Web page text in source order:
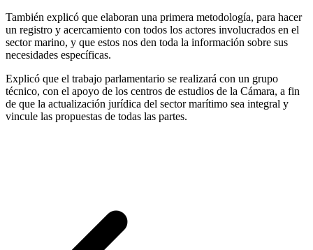
También explicó que elaboran una primera metodología, para hacer
un registro y acercamiento con todos los actores involucrados en el
sector marino, y que estos nos den toda la información sobre sus
necesidades específicas.
Explicó que el trabajo parlamentario se realizará con un grupo
técnico, con el apoyo de los centros de estudios de la Cámara, a fin
de que la actualización jurídica del sector marítimo sea integral y
vincule las propuestas de todas las partes.